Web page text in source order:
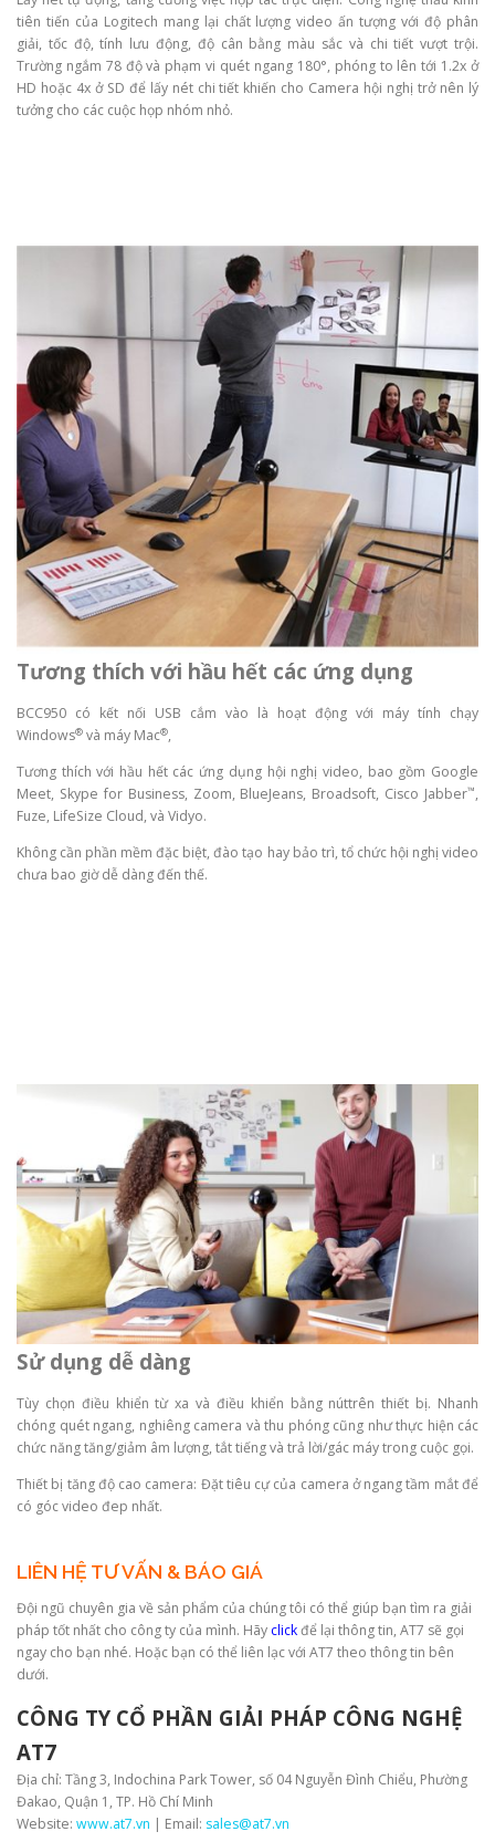
tiên tiến của Logitech mang lại chất lượng video ấn tượng với độ phân
giải, tốc độ, tính lưu động, độ cân bằng màu sắc và chi tiết vượt trội.
Trường ngắm 78 độ và phạm vi quét ngang 180°, phóng to lên tới 1.2x ở
HD hoặc 4x ở SD để lấy nét chi tiết khiến cho Camera hội nghị trở nên lý
tưởng cho các cuộc họp nhóm nhỏ.
Tương thích với hầu hết các ứng dụng
BCC950 có kết nối USB cắm vào là hoạt động với máy tính chạy
Windows® và máy Mac®,
Tương thích với hầu hết các ứng dụng hội nghị video, bao gồm Google
Meet, Skype for Business, Zoom, BlueJeans, Broadsoft, Cisco Jabber™,
Fuze, LifeSize Cloud, và Vidyo.
Không cần phần mềm đặc biệt, đào tạo hay bảo trì, tổ chức hội nghị video
chưa bao giờ dễ dàng đến thế.
Sử dụng dễ dàng
Tùy chọn điều khiển từ xa và điều khiển bằng núttrên thiết bị. Nhanh
chóng quét ngang, nghiêng camera và thu phóng cũng như thực hiện các
chức năng tăng/giảm âm lượng, tắt tiếng và trả lời/gác máy trong cuộc gọi.
Thiết bị tăng độ cao camera: Đặt tiêu cự của camera ở ngang tầm mắt để
có góc video đep nhất.
LIÊN HỆ TƯ VẤN & BÁO GIÁ
Đội ngũ chuyên gia về sản phẩm của chúng tôi có thể giúp bạn tìm ra giải
pháp tốt nhất cho công ty của mình. Hãy clickđể lại thông tin, AT7 sẽ gọi
ngay cho bạn nhé. Hoặc bạn có thể liên lạc với AT7 theo thông tin bên
dưới.
CÔNG TY CỔ PHẦN GIẢI PHÁP CÔNG NGHỆ
AT7
Địa chỉ: Tầng 3, Indochina Park Tower, số 04 Nguyễn Đình Chiểu, Phường
Đakao, Quận 1, TP. Hồ Chí Minh
Website: www.at7.vn | Email: sales@at7.vn